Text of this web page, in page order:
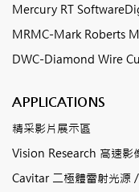
Mercury RT
MRMC-Mark Roberts
DWC-Diamond Wire
APPLICATIONS
精采影片展示區
Vision Research 高速影
Cavitar 二極體雷射光源